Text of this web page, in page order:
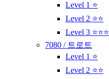
Level 1 ⭐
Level 2 ⭐⭐
Level 3 ⭐⭐⭐
7080 / 트로트
Level 1 ⭐
Level 2 ⭐⭐